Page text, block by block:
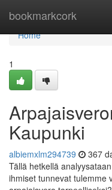
bookmarkcork
Home
Home
1
Kaupunki
albiemxlm294739 367
Tällä hetkellä
ihmiset tunnevat tulemme